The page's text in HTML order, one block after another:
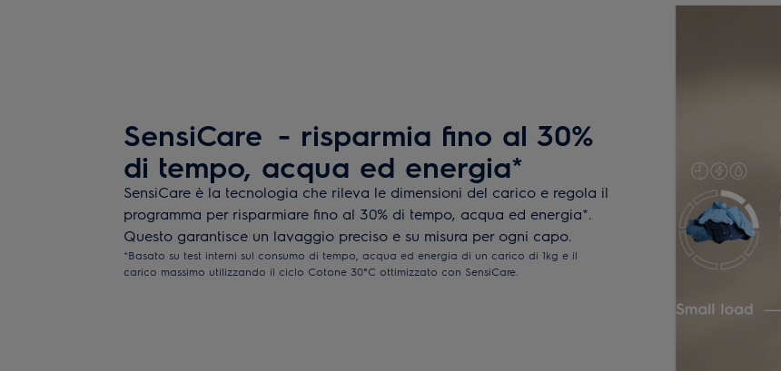
SensiCare - risparmia fino al 30%
di tempo, acqua ed energia*
SensiCare è la tecnologia che rileva le dimensioni del carico e regola il
programma per risparmiare fino al 30% di tempo, acqua ed energia*.
Questo garantisce un lavaggio preciso e su misura per ogni capo.
*Basato su test interni sul consumo di tempo, acqua ed energia di un carico di 1kg e il
carico massimo utilizzando il ciclo Cotone 30°C ottimizzato con SensiCare.